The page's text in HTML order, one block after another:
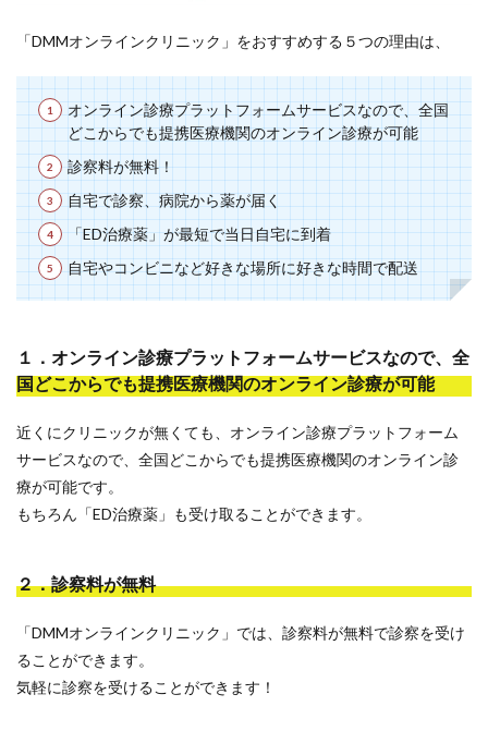
「DMMオンラインクリニック」をおすすめする５つの理由は、
オンライン診療プラットフォームサービスなので、全国
どこからでも提携医療機関のオンライン診療が可能
診察料が無料！
自宅で診察、病院から薬が届く
「ED治療薬」が最短で当日自宅に到着
自宅やコンビニなど好きな場所に好きな時間で配送
１．オンライン診療プラットフォームサービスなので、全
国どこからでも提携医療機関のオンライン診療が可能
近くにクリニックが無くても、オンライン診療プラットフォーム
サービスなので、全国どこからでも提携医療機関のオンライン診
療が可能です。
もちろん「ED治療薬」も受け取ることができます。
２．診察料が無料
「DMMオンラインクリニック」では、診察料が無料で診察を受け
ることができます。
気軽に診察を受けることができます！